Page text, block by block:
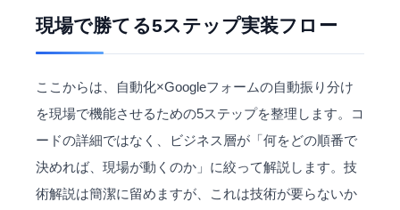
現場で勝てる5ステップ実装フロー
ここからは、自動化×Googleフォームの自動振り分け
を現場で機能させるための5ステップを整理します。コ
ードの詳細ではなく、ビジネス層が「何をどの順番で
決めれば、現場が動くのか」に絞って解説します。技
術解説は簡潔に留めますが、これは技術が要らないか